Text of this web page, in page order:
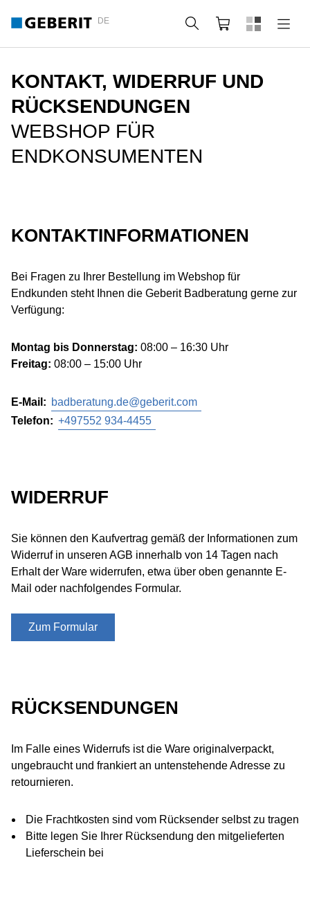
DE Suche Webshop
KONTAKT, WIDERRUF UND
RÜCKSENDUNGEN
WEBSHOP FÜR
ENDKONSUMENTEN
KONTAKTINFORMATIONEN
Bei Fragen zu Ihrer Bestellung im Webshop für
Endkunden steht Ihnen die Geberit Badberatung gerne zur
Verfügung:
Montag bis Donnerstag: 08:00 – 16:30 Uhr
Freitag: 08:00 – 15:00 Uhr
E-Mail: badberatung.de@geberit.com
Telefon: +497552 934-4455
WIDERRUF
Sie können den Kaufvertrag gemäß der Informationen zum
Widerruf in unseren AGB innerhalb von 14 Tagen nach
Erhalt der Ware widerrufen, etwa über oben genannte E-
Mail oder nachfolgendes Formular.
Zum Formular
RÜCKSENDUNGEN
Im Falle eines Widerrufs ist die Ware originalverpackt,
ungebraucht und frankiert an untenstehende Adresse zu
retournieren.
Die Frachtkosten sind vom Rücksender selbst zu tragen
Bitte legen Sie Ihrer Rücksendung den mitgelieferten
Lieferschein bei